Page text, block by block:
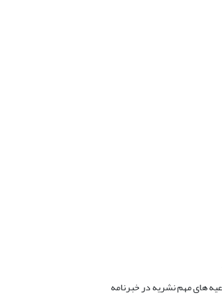
های مهم نشریه در خبرنامه